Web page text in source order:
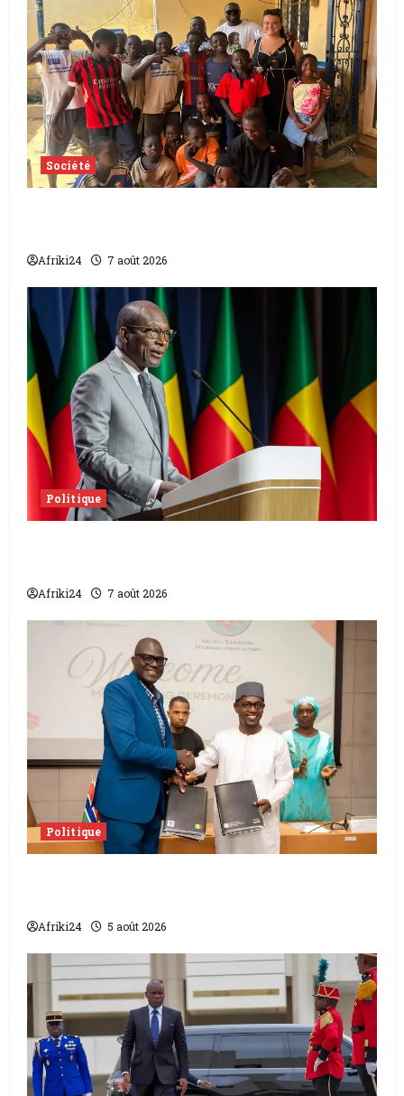
Société
Afriki24 7 août 2026
Politique
Afriki24 7 août 2026
Politique
Afriki24 5 août 2026